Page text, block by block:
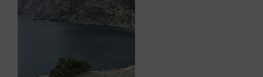
Точка на карте